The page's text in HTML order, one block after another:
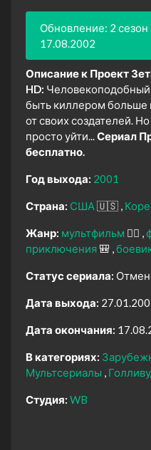
Обновление: 2 сезон
17.08.2002
Описание к Проект
HD: Человекоподобный
быть киллером больше
от своих создателей.
просто уйти...Сериал
бесплатно.
Год выхода: 2001
Страна: США🇺🇸
Жанр: мультфильм 🧚‍♀️
приключения 🎒
Статус сериала:
Дата выхода:
Дата окончания:
В категориях:
Мультсериалы
Студия: WB